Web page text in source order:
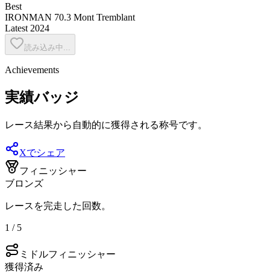
Best
IRONMAN 70.3 Mont Tremblant
Latest 2024
読み込み中...
Achievements
実績バッジ
レース結果から自動的に獲得される称号です。
Xでシェア
フィニッシャー
ブロンズ
レースを完走した回数。
1 / 5
ミドルフィニッシャー
獲得済み